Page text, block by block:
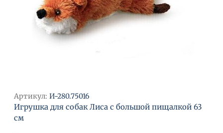
Артикул: И-280.75016
Игрушка для собак Лиса с большой пищалкой 63
см